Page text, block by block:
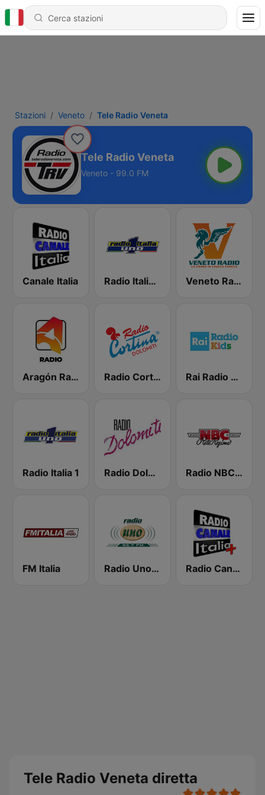
Stazioni Veneto Tele Radio Veneta
Tele Radio Veneta
Veneto - 99.0 FM
Canale Italia Radio Italia Uno Veneto Radio
Aragón Radio Radio Cortina Rai Radio Kids
Radio Italia 1 Radio Dolomiti Radio NBC rete regione
FM Italia Radio Uno 93.7 FM Radio Canale Italia Plus
Tele Radio Veneta diretta